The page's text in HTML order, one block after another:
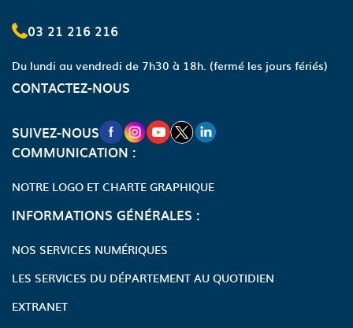
03 21 216 216
Du lundi au vendredi de 7h30 à 18h. (fermé les jours fériés)
CONTACTEZ-NOUS
SUIVEZ-NOUSNOUVELLE FENÊTRE VERS LA PAGE
NOUVELLE FENÊTRE VERS LA
NOUVELLE FENÊTRE VERS LA
NOUVELLE FENÊTRE VERS
NOUVELLE FENÊTRE
COMMUNICATION :
NOTRE LOGO ET CHARTE GRAPHIQUE
INFORMATIONS GÉNÉRALES :
NOS SERVICES NUMÉRIQUES
LES SERVICES DU DÉPARTEMENT AU QUOTIDIEN
EXTRANET